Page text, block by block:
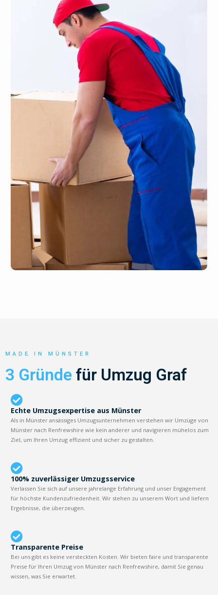
MADE IN MÜNSTER
3 Gründe für Umzug Graf
Echte Umzugsexpertise aus Münster
Als in Münster ansässiges Umzugsunternehmen verstehen wir Umzüge von
Münster nach Renfrewshire wie kein anderer und navigieren mühelos zum
Ziel, um Ihren Umzug effizient und sicher zu gestalten.
100% zuverlässiger Umzugsservice
Verlassen Sie sich auf unsere jahrelange Erfahrung und unser Engagement
für höchste Kundenzufriedenheit. Wir stehen zu unserem Wort und liefern
Ergebnisse, die überzeugen.
Transparente Preise
Bei uns gibt es keine versteckten Kosten. Wir bieten faire und transparente
Preise für Ihren Umzug von Münster nach Renfrewshire, damit Sie genau
wissen, was Sie erwartet.